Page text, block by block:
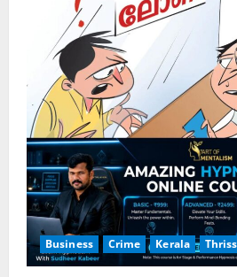
i
n
g
Business Crime Kerala